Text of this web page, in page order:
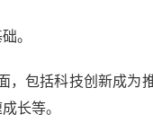
。
包括科技创新成为
长等。